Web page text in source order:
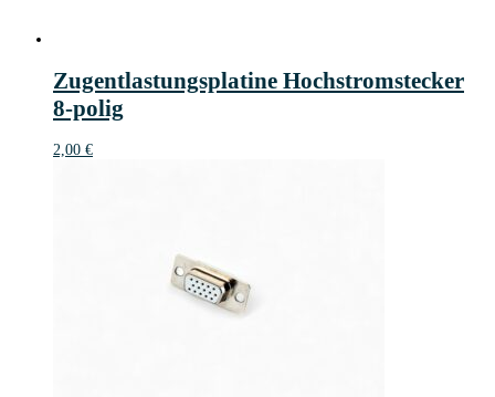
Zugentlastungsplatine Hochstromstecker
8-polig
2,00 €